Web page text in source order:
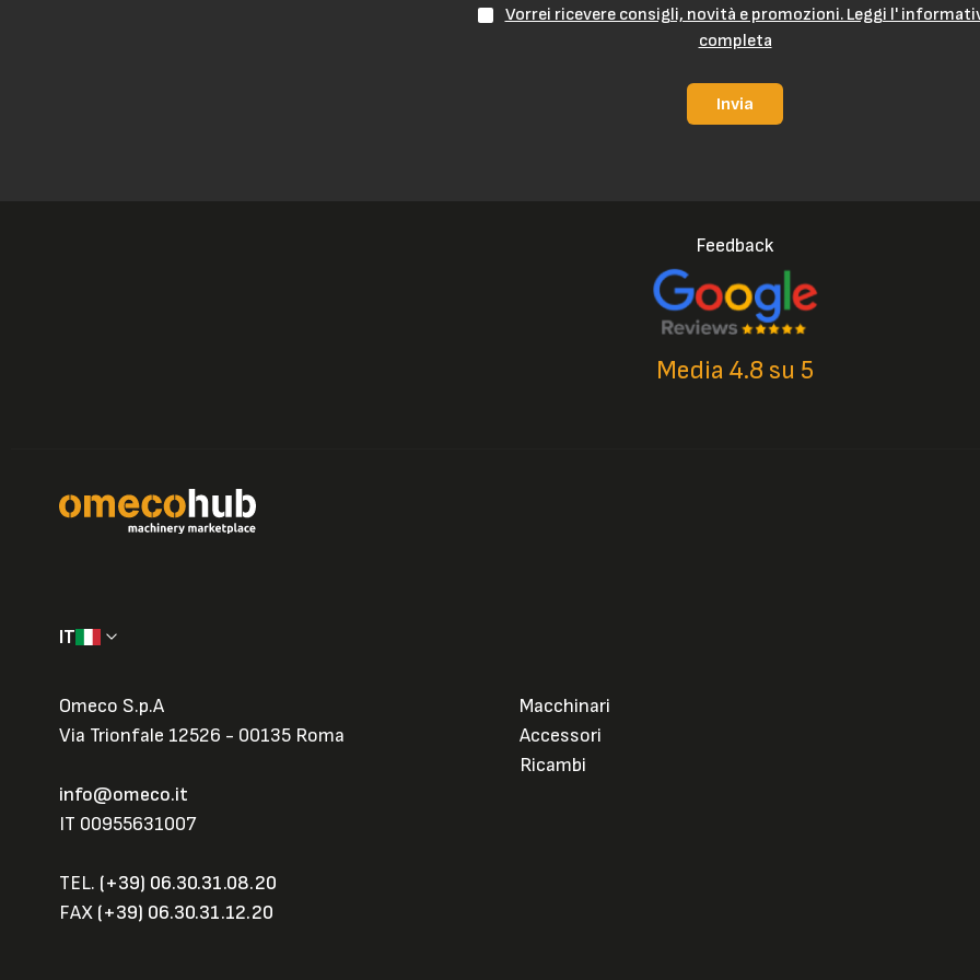
Vorrei ricevere consigli, novità e promozioni. Leggi l'
completa
Invia
Feedback
Media 4.8 su 5
IT
Omeco S.p.A
Via Trionfale 12526 - 00135 Roma
info@omeco.it
IT 00955631007
TEL. (+39) 06.30.31.08.20
FAX (+39) 06.30.31.12.20
Macchinari
Accessori
Ricambi